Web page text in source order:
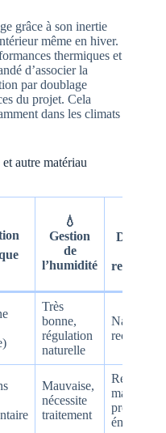
grâce à son inertie
même en hiver.
thermiques et
d’associer la
par doublage
du projet. Cela
dans les climats
autre matériau
💧
Gestion
de
l’humidité
Très
bonne,
régulation
naturelle
Naturelle,
recyclable
Mauvaise,
nécessite
traitement
mais
production
énergivore